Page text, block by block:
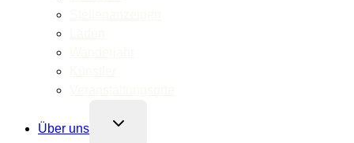
Über uns
Untermenü